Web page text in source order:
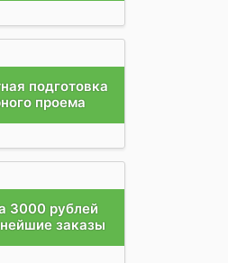
подготовка
проема
3000 рублей
заказы